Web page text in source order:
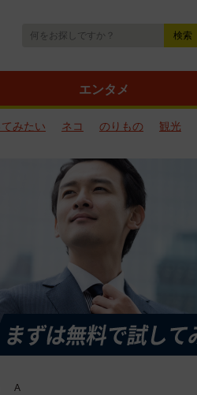
エンタメ
みたい ネコ のりもの 観光
A